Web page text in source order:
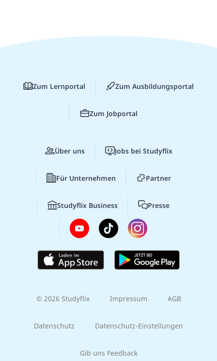
Zum Lernportal Zum Ausbildungsportal
Zum Jobportal
Über uns Jobs bei Studyflix
Für Unternehmen Partner
Studyflix Business Presse
© 2026 Studyflix Impressum AGB
Datenschutz Datenschutz-Einstellungen
Gib uns Feedback